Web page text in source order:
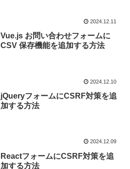
2024.12.11
Vue.js お問い合わせフォームに
CSV 保存機能を追加する方法
2024.12.10
jQueryフォームにCSRF対策を追
加する方法
2024.12.09
ReactフォームにCSRF対策を追
加する方法